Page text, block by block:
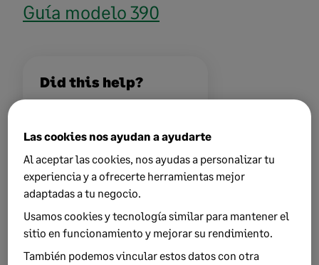
Guía modelo 390
Did this help?
0 views 0 voted yes
Keywords:
guia 390
Las cookies nos ayudan a ayudarte
Al aceptar las cookies, nos ayudas a personalizar tu
experiencia y a ofrecerte herramientas mejor
adaptadas a tu negocio.
Usamos cookies y tecnología similar para mantener el
sitio en funcionamiento y mejorar su rendimiento.
También podemos vincular estos datos con otra